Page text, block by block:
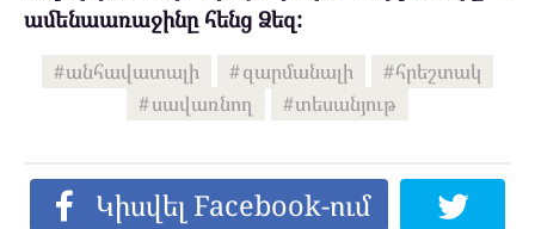
ամենաառաջինը հենց Ձեզ:
անհավատալի զարմանալի
հրեշտակ
սավառնող
տեսանյութ
Կիսվել Facebook-ում